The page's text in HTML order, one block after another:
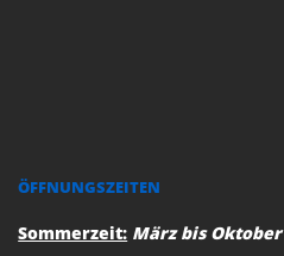
ÖFFNUNGSZEITEN
Sommerzeit: März bis Oktober